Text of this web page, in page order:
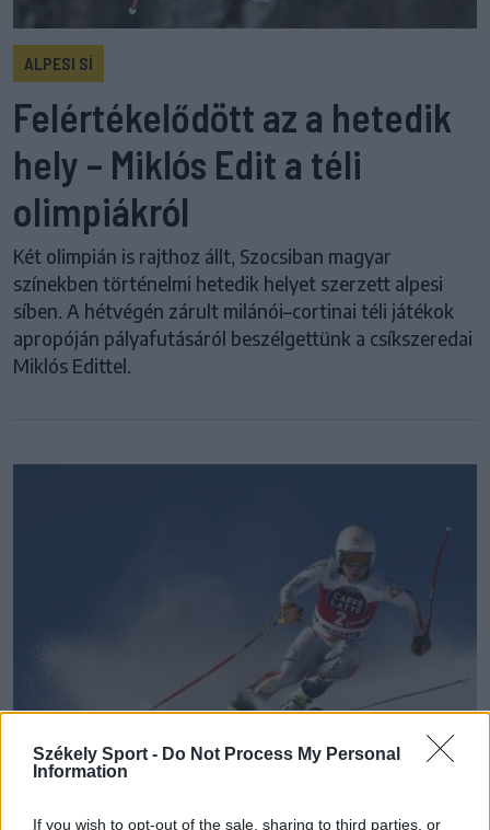
Székely Sport - Do Not Process My Personal
Information
If you wish to opt-out of the sale, sharing to third parties, or
ALPESI SÍ
Felértékelődött az a hetedik
hely – Miklós Edit a téli
olimpiákról
Két olimpián is rajthoz állt, Szocsiban magyar
színekben történelmi hetedik helyet szerzett alpesi
síben. A hétvégén zárult milánói–cortinai téli játékok
apropóján pályafutásáról beszélgettünk a csíkszeredai
Miklós Edittel.